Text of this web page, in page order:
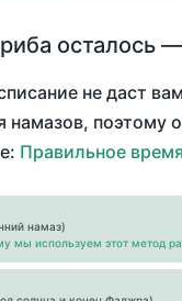
осталось —
не даст
намазов, поэтому
Правильное
намаз)
мы используем этот метод